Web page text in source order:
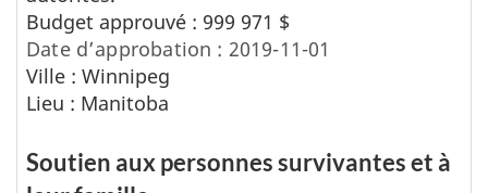
e
l
a
r
Budget approuvé : 999 971 $
Date d’approbation : 2019-11-01
Ville : Winnipeg
Lieu : Manitoba
Soutien aux personnes survivantes et à